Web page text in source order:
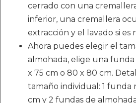
cerrado con una
inferior, una cremallera
extracción y el lavado si es
Ahora puedes elegir el
almohada, elige una
x 75 cm o 80 x 80 cm.
tamaño individual: 1 funda
cm y 2 fundas de